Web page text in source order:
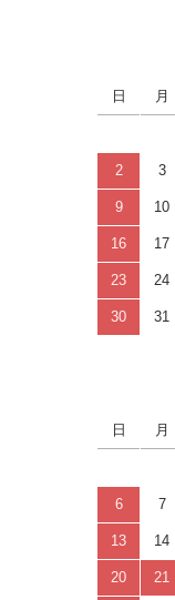
日 月
2 3
9 10
16 17
23 24
30 31
日 月
6 7
13 14
20 21